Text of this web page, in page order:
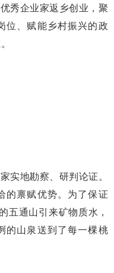
秀企业家返乡创业，聚
位、赋能乡村振兴的政
实地勘察、研判论证。
的禀赋优势。为了保证
五通山引来矿物质水，
的山泉送到了每一棵桃